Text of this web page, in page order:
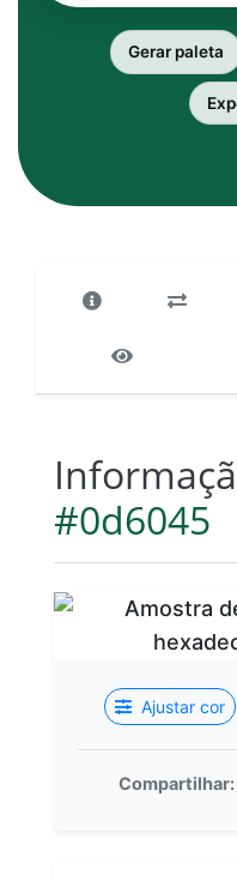
Gerar paleta
#0d6045
Ajustar cor
Compartilhar: